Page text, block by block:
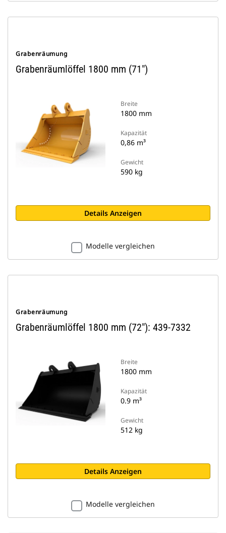
Grabenräumung
Grabenräumlöffel 1800 mm (71")
Breite
1800 mm
Kapazität
0,86 m³
Gewicht
590 kg
Details Anzeigen
Modelle vergleichen
Grabenräumung
Grabenräumlöffel 1800 mm (72"): 439-7332
Breite
1800 mm
Kapazität
0.9 m³
Gewicht
512 kg
Details Anzeigen
Modelle vergleichen